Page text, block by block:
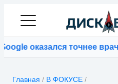
оказался точнее врачей
Главная / В ФОКУСЕ /